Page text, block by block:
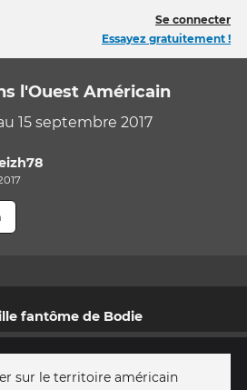
Se connecter
Essayez gratuitement !
l'Ouest Américain
15 septembre 2017
fantôme de Bodie
sur le territoire américain